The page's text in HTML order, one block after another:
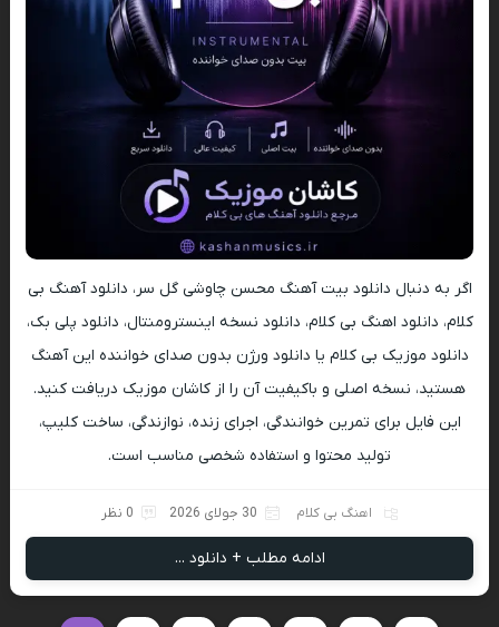
اگر به دنبال دانلود بیت آهنگ محسن چاوشی گل سر، دانلود آهنگ بی
کلام، دانلود اهنگ بی کلام، دانلود نسخه اینسترومنتال، دانلود پلی بک،
دانلود موزیک بی کلام یا دانلود ورژن بدون صدای خواننده این آهنگ
هستید، نسخه اصلی و باکیفیت آن را از کاشان موزیک دریافت کنید.
این فایل برای تمرین خوانندگی، اجرای زنده، نوازندگی، ساخت کلیپ،
تولید محتوا و استفاده شخصی مناسب است.
اهنگ بی کلام 30 جولای 2026 0 نظر
ادامه مطلب + دانلود ...